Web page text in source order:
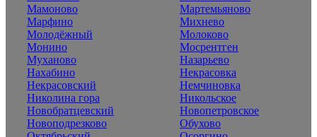
Мамоново
Мартемьяново
Марфино
Михнево
Молодёжный
Молоково
Монино
Мосрентген
Муханово
Назарьево
Нахабино
Некрасовка
Некрасовский
Немчиновка
Николина гора
Никольское
Новобратцевский
Новопетровское
Новоподрезково
Обухово